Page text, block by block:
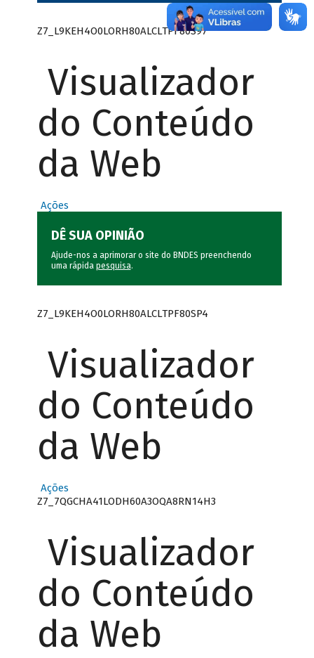
Z7_L9KEH4O0LORH80ALCLTPF80S97
Visualizador
do Conteúdo
da Web
Ações
DÊ SUA OPINIÃO
Ajude-nos a aprimorar o site do BNDES preenchendo
uma rápida pesquisa.
Z7_L9KEH4O0LORH80ALCLTPF80SP4
Visualizador
do Conteúdo
da Web
Ações
Z7_7QGCHA41LODH60A3OQA8RN14H3
Visualizador
do Conteúdo
da Web